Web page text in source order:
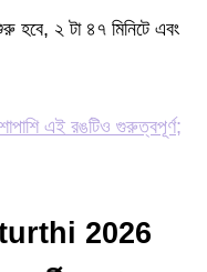
হবে, ২ টা ৪৭ মিনিটে এবং
এই রঙটিও গুরুত্বপূর্ণ;
2026